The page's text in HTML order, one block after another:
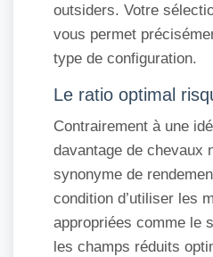
outsiders. Votre
vous permet
type de configuration.
Le ratio optimal
Contrairement à une
davantage de chevaux
synonyme de
condition d’utiliser les
appropriées comme le
les champs réduits